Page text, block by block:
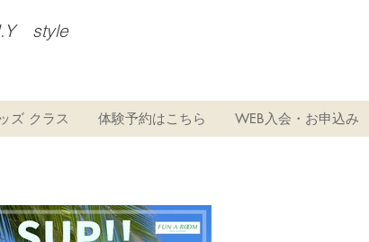
style
ズ クラス 体験予約はこちら WEB入会・お申込み